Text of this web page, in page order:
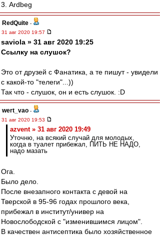
3. Ardbeg
RedQuite -
31 авг 2020 19:57
saviola » 31 авг 2020 19:25
Ссылку на слушок?
Это от друзей с Фанатика, а те пишут - увидели
с какой-то "телеги"...))
Так что - слушок, он и есть слушок. :D
wert_vao -
31 авг 2020 19:53
azvent » 31 авг 2020 19:49
Уточню, на всякий случай для молодых,
когда в туалет прибежал, ПИТЬ НЕ НАДО,
надо мазать
Ога.
Было дело.
После внезапного контакта с девой на
Тверской в 95-96 годах прошлого века,
прибежал в институт/универ на
Новослободской с "изменившимся лицом".
В качествен антисептика было хозяйственное